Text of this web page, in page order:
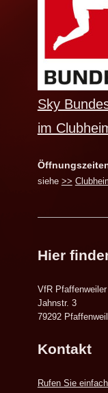
Sky
im
siehe >>
Hier
VfR
Jahnstr. 3
79292
Kontakt
Rufen Sie